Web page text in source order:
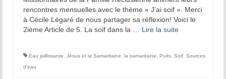
rencontres mensuelles avec le thème « J’ai soif ». Merci
à Cécile Légaré de nous partager sa réflexion! Voici le
2ième Article de 5. La soif dans la … Lire la suite­­
Eau jaillissante, Jésus et la Samaritaine, la samaritaine, Puits, Soif, Sources
d'eau